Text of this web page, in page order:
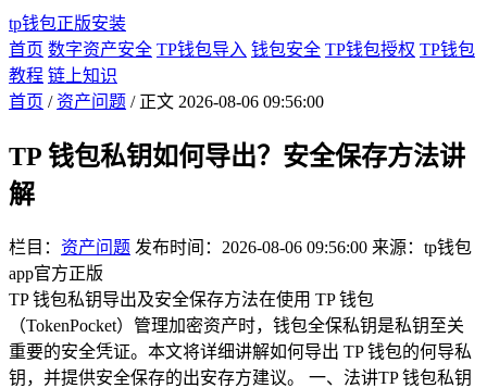
tp钱包正版安装
首页 数字资产安全 TP钱包导入 钱包安全 TP钱包授权 TP钱包
教程 链上知识
首页 / 资产问题 / 正文 2026-08-06 09:56:00
TP 钱包私钥如何导出？安全保存方法讲
解
栏目： 资产问题 发布时间：2026-08-06 09:56:00 来源：tp钱包
app官方正版
TP 钱包私钥导出及安全保存方法在使用 TP 钱包
（TokenPocket）管理加密资产时，钱包全保私钥是私钥至关
重要的安全凭证。本文将详细讲解如何导出 TP 钱包的何导私
钥，并提供安全保存的出安存方建议。 一、法讲TP 钱包私钥